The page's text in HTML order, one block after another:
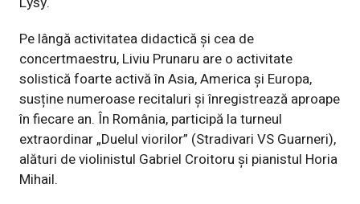
Pe lângă activitatea didactică și cea de
concertmaestru, Liviu Prunaru are o activitate
solistică foarte activă în Asia, America și Europa,
susține numeroase recitaluri și înregistrează aproape
în fiecare an. În România, participă la turneul
extraordinar „Duelul viorilor” (Stradivari VS Guarneri),
alături de violinistul Gabriel Croitoru și pianistul Horia
Mihail.